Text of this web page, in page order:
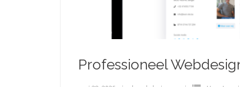
Professioneel